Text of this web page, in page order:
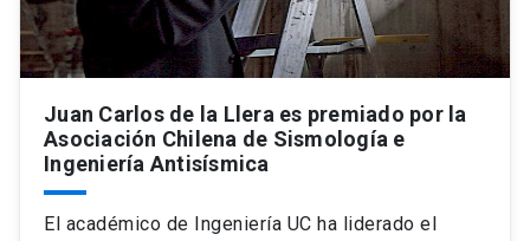
Estudiantes
Académicos
Personal
Alumni launch
ACCESOS DIRECTOS
Mi Cuenta UC launch
Correo UC
Juan Carlos de la Llera es premiado por la
Asociación Chilena de Sismología e
Ingeniería Antisísmica
El académico de Ingeniería UC ha liderado el